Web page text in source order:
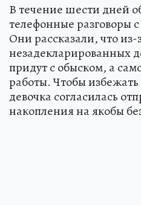
В течение шести дней
телефонные разговоры
Они рассказали, что из-
незадекларированных
придут с обыском, а
работы. Чтобы
девочка согласилась
накопления на якобы